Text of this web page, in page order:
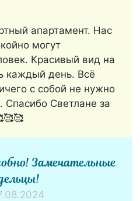
апартамент. Нас
могут
Красивый вид на
каждый день. Всё
с собой не нужно
Спасибо Светлане за
Замечательные